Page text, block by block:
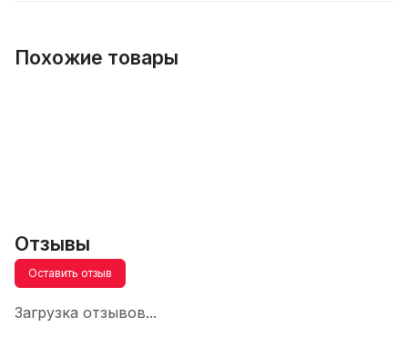
Похожие товары
Отзывы
Оставить отзыв
Загрузка отзывов...